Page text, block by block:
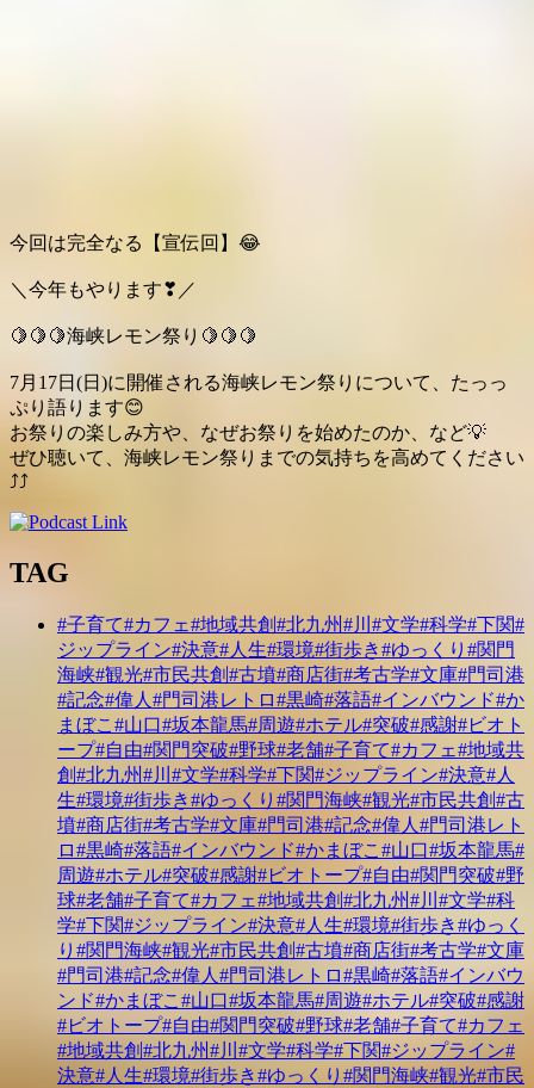
今回は完全なる【宣伝回】 😂
＼今年もやります❣ ／
🍋 🍋 🍋海峡レモン祭り 🍋 🍋 🍋
7月17日(日)に開催される海峡レモン祭りについて、たっっ
ぷり語ります😊
お祭りの楽しみ方や、なぜお祭りを始めたのか、など💡
ぜひ聴いて、海峡レモン祭りまでの気持ちを高めてください
⤴⤴
TAG
#子育て#カフェ#地域共創#北九州#川 #文学#科学#下関#
ジップライン#決意#人生#環境#街歩き#ゆっくり #関門
海峡#観光#市民共創#古墳#商店街#考古学#文庫#門司港
#記念#偉人 #門司港レトロ#黒崎#落語#インバウンド#か
まぼこ #山口#坂本龍馬#周遊#ホテル#突破#感謝#ビオト
ープ#自由#関門突破#野球#老舗#子育て#カフェ#地域共
創#北九州#川 #文学#科学#下関#ジップライン#決意#人
生#環境#街歩き#ゆっくり #関門海峡#観光#市民共創#古
墳#商店街#考古学#文庫#門司港#記念#偉人 #門司港レト
ロ#黒崎#落語#インバウンド#かまぼこ #山口#坂本龍馬#
周遊#ホテル#突破#感謝#ビオトープ#自由#関門突破#野
球#老舗#子育て#カフェ#地域共創#北九州#川 #文学#科
学#下関#ジップライン#決意#人生#環境#街歩き#ゆっく
り #関門海峡#観光#市民共創#古墳#商店街#考古学#文庫
#門司港#記念#偉人 #門司港レトロ#黒崎#落語#インバウ
ンド#かまぼこ #山口#坂本龍馬#周遊#ホテル#突破#感謝
#ビオトープ#自由#関門突破#野球#老舗#子育て#カフェ
#地域共創#北九州#川 #文学#科学#下関#ジップライン#
決意#人生#環境#街歩き#ゆっくり #関門海峡#観光#市民